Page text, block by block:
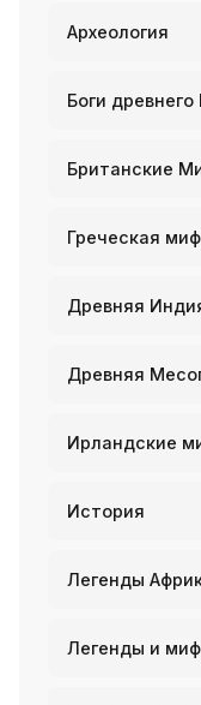
Археология
Боги древнего
Британские
Греческая
Древняя
Древняя
Ирландские
История
Легенды
Легенды и